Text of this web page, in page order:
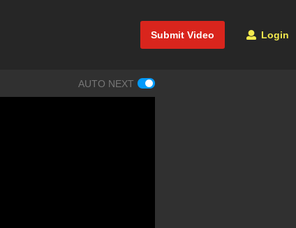
Submit Video Login
AUTO NEXT